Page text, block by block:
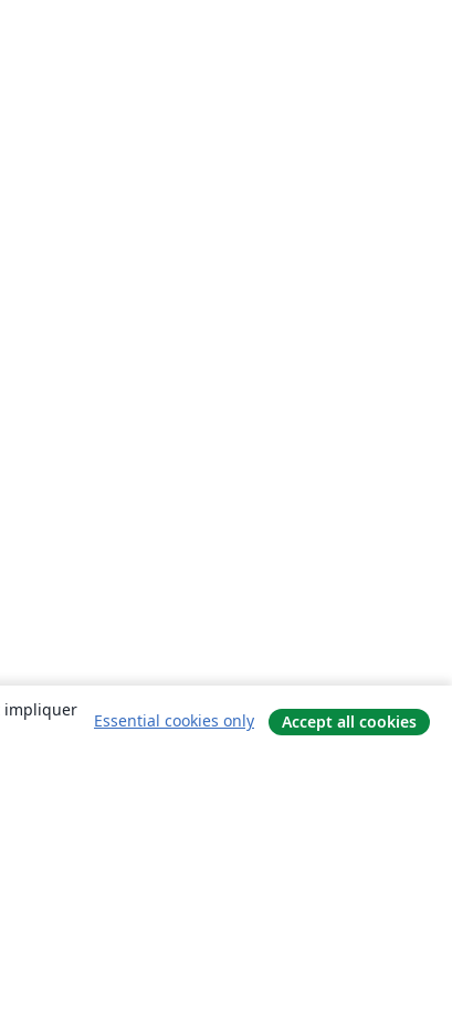
impliquer
Essential cookies only Accept all cookies